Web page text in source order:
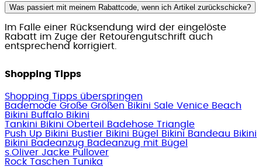
Was passiert mit meinem Rabattcode, wenn ich Artikel zurückschicke?
Im Falle einer Rücksendung wird der eingelöste
Rabatt im Zuge der Retourengutschrift auch
entsprechend korrigiert.
Shopping Tipps
Shopping Tipps überspringen
Bademode Große Größen Bikini Sale Venice Beach
Bikini Buffalo Bikini
Tankini Bikini Oberteil Badehose Triangle
Push Up Bikini Bustier Bikini Bügel Bikini Bandeau Bikini
Bikini Badeanzug Badeanzug mit Bügel
s.Oliver Jacke Pullover
Rock Taschen Tunika